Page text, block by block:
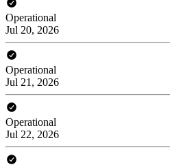
Operational
Jul 20, 2026
Operational
Jul 21, 2026
Operational
Jul 22, 2026